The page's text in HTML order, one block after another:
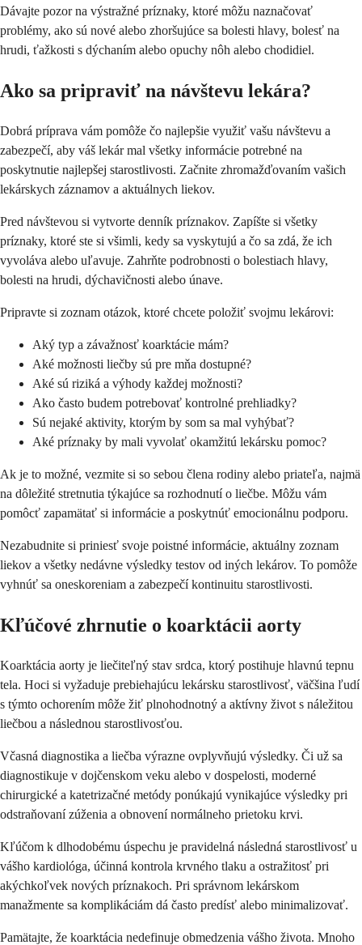
Dávajte pozor na výstražné príznaky, ktoré môžu naznačovať
problémy, ako sú nové alebo zhoršujúce sa bolesti hlavy, bolesť na
hrudi, ťažkosti s dýchaním alebo opuchy nôh alebo chodidiel.
Ako sa pripraviť na návštevu lekára?
Dobrá príprava vám pomôže čo najlepšie využiť vašu návštevu a
zabezpečí, aby váš lekár mal všetky informácie potrebné na
poskytnutie najlepšej starostlivosti. Začnite zhromažďovaním vašich
lekárskych záznamov a aktuálnych liekov.
Pred návštevou si vytvorte denník príznakov. Zapíšte si všetky
príznaky, ktoré ste si všimli, kedy sa vyskytujú a čo sa zdá, že ich
vyvoláva alebo uľavuje. Zahrňte podrobnosti o bolestiach hlavy,
bolesti na hrudi, dýchavičnosti alebo únave.
Pripravte si zoznam otázok, ktoré chcete položiť svojmu lekárovi:
Aký typ a závažnosť koarktácie mám?
Aké možnosti liečby sú pre mňa dostupné?
Aké sú riziká a výhody každej možnosti?
Ako často budem potrebovať kontrolné prehliadky?
Sú nejaké aktivity, ktorým by som sa mal vyhýbať?
Aké príznaky by mali vyvolať okamžitú lekársku pomoc?
Ak je to možné, vezmite si so sebou člena rodiny alebo priateľa, najmä
na dôležité stretnutia týkajúce sa rozhodnutí o liečbe. Môžu vám
pomôcť zapamätať si informácie a poskytnúť emocionálnu podporu.
Nezabudnite si priniesť svoje poistné informácie, aktuálny zoznam
liekov a všetky nedávne výsledky testov od iných lekárov. To pomôže
vyhnúť sa oneskoreniam a zabezpečí kontinuitu starostlivosti.
Kľúčové zhrnutie o koarktácii aorty
Koarktácia aorty je liečiteľný stav srdca, ktorý postihuje hlavnú tepnu
tela. Hoci si vyžaduje prebiehajúcu lekársku starostlivosť, väčšina ľudí
s týmto ochorením môže žiť plnohodnotný a aktívny život s náležitou
liečbou a následnou starostlivosťou.
Včasná diagnostika a liečba výrazne ovplyvňujú výsledky. Či už sa
diagnostikuje v dojčenskom veku alebo v dospelosti, moderné
chirurgické a katetrizačné metódy ponúkajú vynikajúce výsledky pri
odstraňovaní zúženia a obnovení normálneho prietoku krvi.
Kľúčom k dlhodobému úspechu je pravidelná následná starostlivosť u
vášho kardiológa, účinná kontrola krvného tlaku a ostražitosť pri
akýchkoľvek nových príznakoch. Pri správnom lekárskom
manažmente sa komplikáciám dá často predísť alebo minimalizovať.
Pamätajte, že koarktácia nedefinuje obmedzenia vášho života. Mnoho